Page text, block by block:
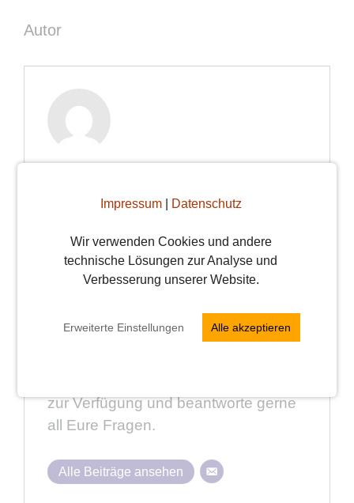
Impressum| Datenschutz
Wir verwenden Cookies und andere
technische Lösungen zur Analyse und
Verbesserung unserer Website.
Erweiterte Einstellungen Alle akzeptieren
Autor
Ich bin Verena, 28 Jahre alt und ich
Restaurants, Bars und Clubs
unterwegs zu sein. Gerne gebe ich
weiter und hoffe Euch damit Euren
Alltag etwas zu versüßen. Bei Fragen
zur Verfügung und beantworte gerne
all Eure Fragen.
Alle Beiträge ansehen